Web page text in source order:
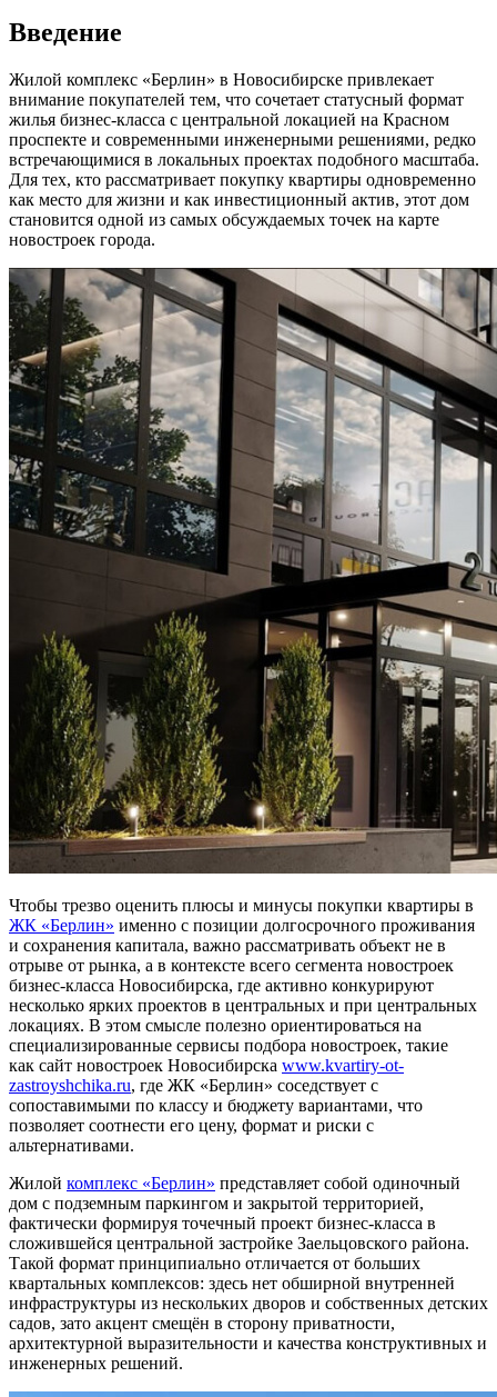
Введение
Жилой комплекс «Берлин» в Новосибирске привлекает
внимание покупателей тем, что сочетает статусный формат
жилья бизнес-класса с центральной локацией на Красном
проспекте и современными инженерными решениями, редко
встречающимися в локальных проектах подобного масштаба.
Для тех, кто рассматривает покупку квартиры одновременно
как место для жизни и как инвестиционный актив, этот дом
становится одной из самых обсуждаемых точек на карте
новостроек города.
Чтобы трезво оценить плюсы и минусы покупки квартиры в
ЖК «Берлин» именно с позиции долгосрочного проживания
и сохранения капитала, важно рассматривать объект не в
отрыве от рынка, а в контексте всего сегмента новостроек
бизнес-класса Новосибирска, где активно конкурируют
несколько ярких проектов в центральных и при центральных
локациях. В этом смысле полезно ориентироваться на
специализированные сервисы подбора новостроек, такие
как сайт новостроек Новосибирска www.kvartiry-ot-
zastroyshchika.ru, где ЖК «Берлин» соседствует с
сопоставимыми по классу и бюджету вариантами, что
позволяет соотнести его цену, формат и риски с
альтернативами.
Жилой комплекс «Берлин» представляет собой одиночный
дом с подземным паркингом и закрытой территорией,
фактически формируя точечный проект бизнес-класса в
сложившейся центральной застройке Заельцовского района.
Такой формат принципиально отличается от больших
квартальных комплексов: здесь нет обширной внутренней
инфраструктуры из нескольких дворов и собственных детских
садов, зато акцент смещён в сторону приватности,
архитектурной выразительности и качества конструктивных и
инженерных решений.